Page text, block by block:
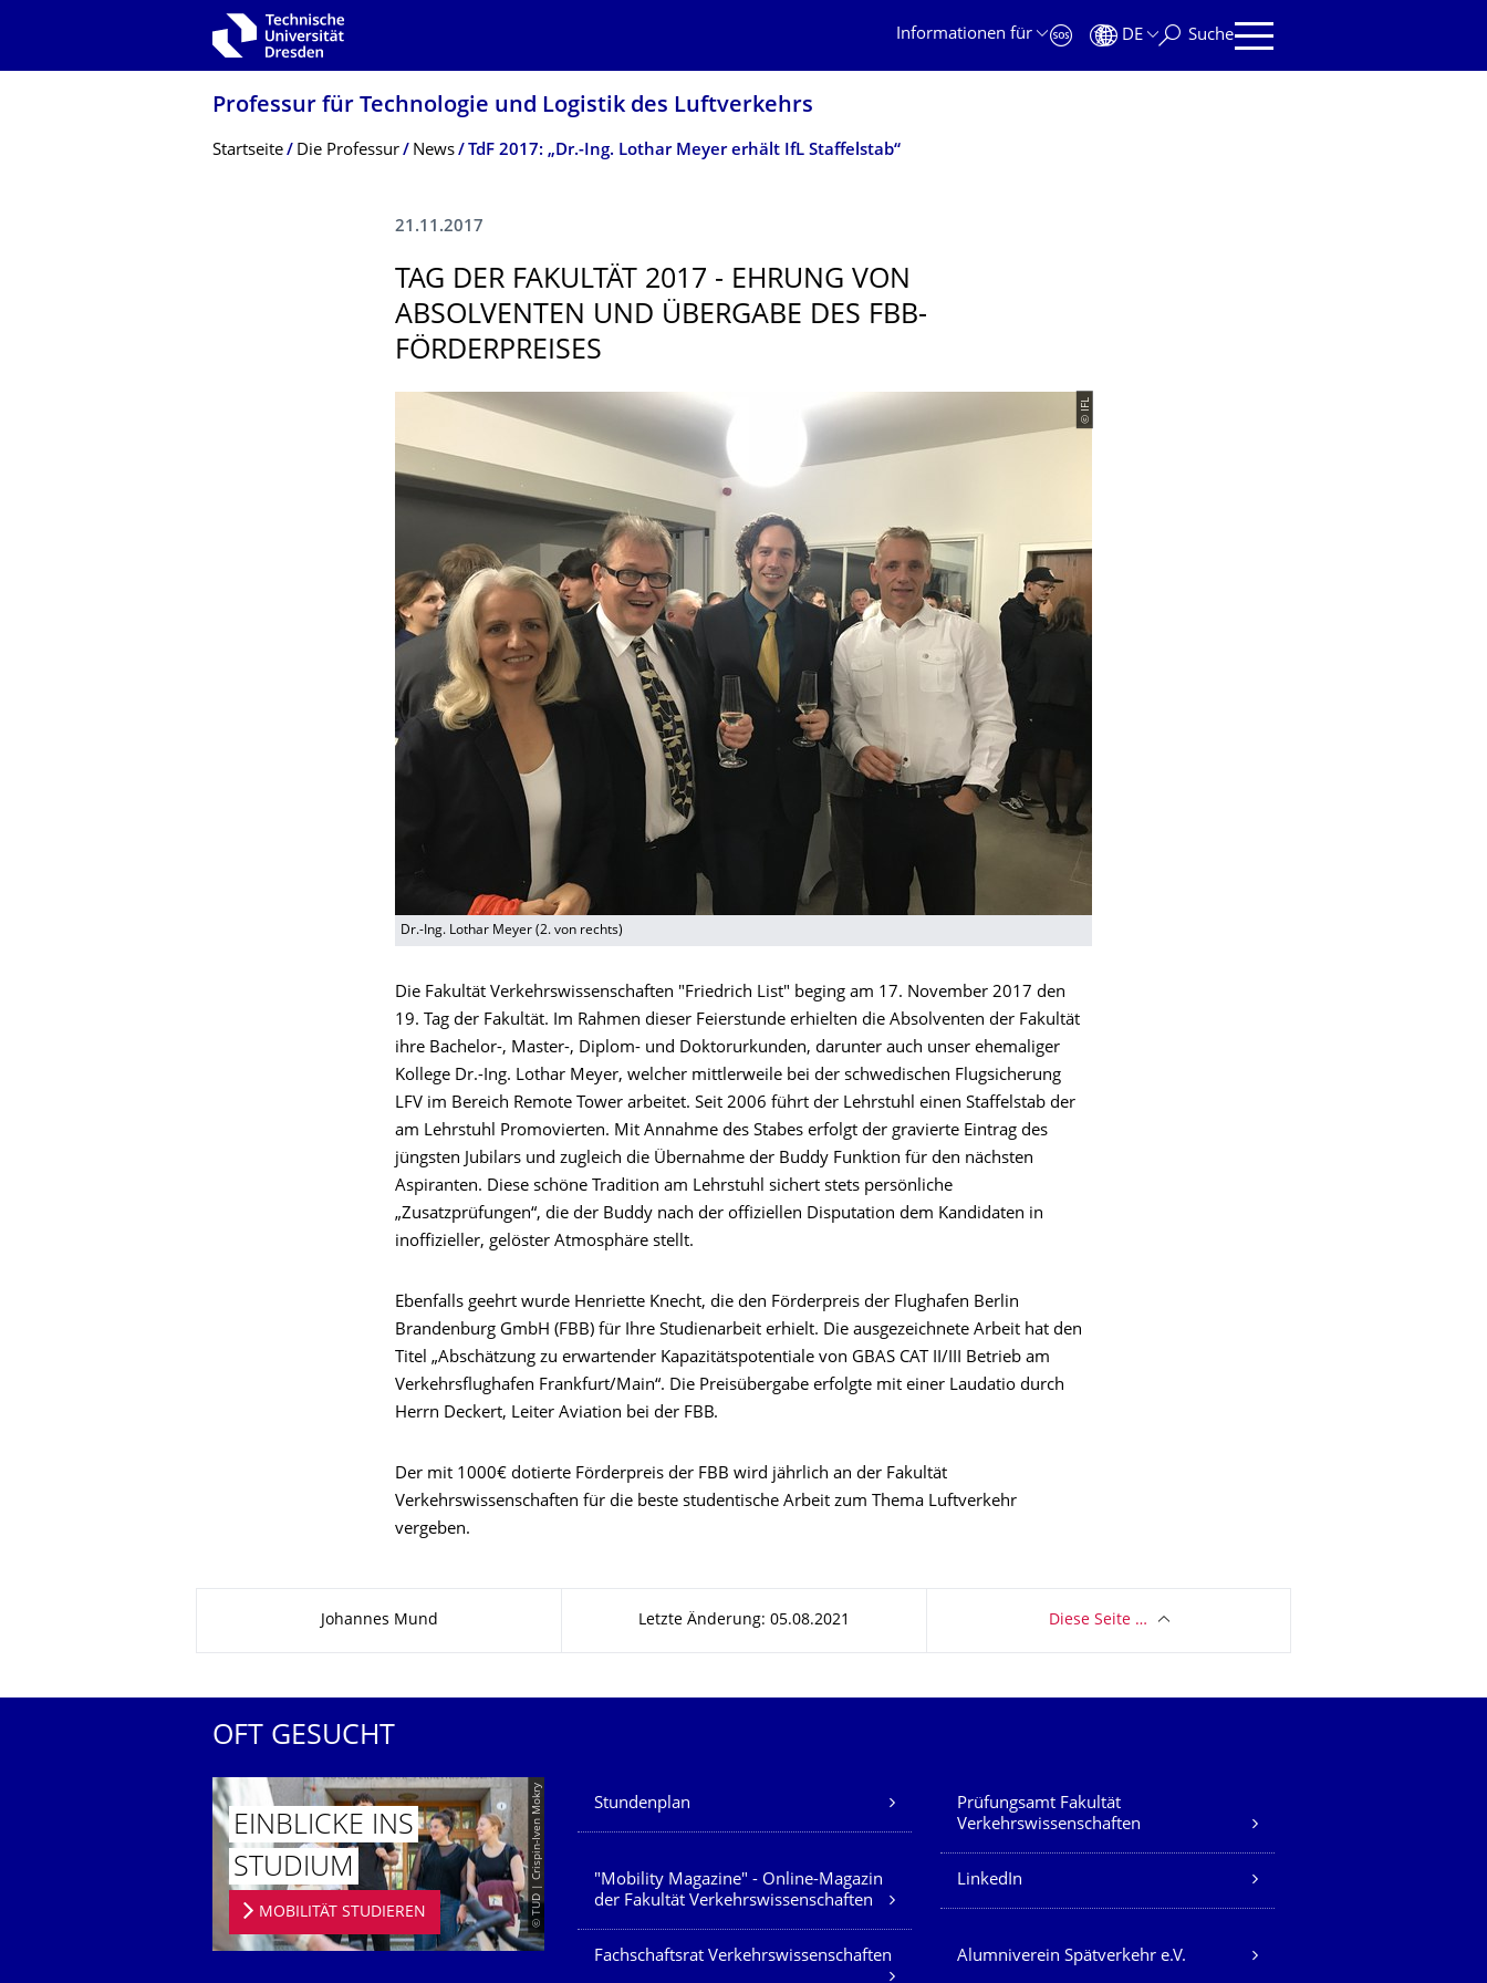
Zur Hauptnavigation springen
Informationen für
DE Suche
Professur für Technologie und Logistik des Luftverkehrs
Breadcrumb-Menü
Startseite Die Professur News TdF 2017: „Dr.-Ing. Lothar Meyer erhält IfL Staffelstab“
21.11.2017
TAG DER FAKULTÄT 2017 - EHRUNG VON
ABSOLVENTEN UND ÜBERGABE DES FBB-
FÖRDERPREISES
© IFL
Dr.-Ing. Lothar Meyer (2. von rechts)
Die Fakultät Verkehrswissenschaften "Friedrich List" beging am 17. November 2017 den
19. Tag der Fakultät. Im Rahmen dieser Feierstunde erhielten die Absolventen der Fakultät
ihre Bachelor-, Master-, Diplom- und Doktorurkunden, darunter auch unser ehemaliger
Kollege Dr.-Ing. Lothar Meyer, welcher mittlerweile bei der schwedischen Flugsicherung
LFV im Bereich Remote Tower arbeitet. Seit 2006 führt der Lehrstuhl einen Staffelstab der
am Lehrstuhl Promovierten. Mit Annahme des Stabes erfolgt der gravierte Eintrag des
jüngsten Jubilars und zugleich die Übernahme der Buddy Funktion für den nächsten
Aspiranten. Diese schöne Tradition am Lehrstuhl sichert stets persönliche
„Zusatzprüfungen“, die der Buddy nach der offiziellen Disputation dem Kandidaten in
inoffizieller, gelöster Atmosphäre stellt.
Ebenfalls geehrt wurde Henriette Knecht, die den Förderpreis der Flughafen Berlin
Brandenburg GmbH (FBB) für Ihre Studienarbeit erhielt. Die ausgezeichnete Arbeit hat den
Titel „Abschätzung zu erwartender Kapazitätspotentiale von GBAS CAT II/III Betrieb am
Verkehrsflughafen Frankfurt/Main“. Die Preisübergabe erfolgte mit einer Laudatio durch
Herrn Deckert, Leiter Aviation bei der FBB.
Der mit 1000€ dotierte Förderpreis der FBB wird jährlich an der Fakultät
Verkehrswissenschaften für die beste studentische Arbeit zum Thema Luftverkehr
vergeben.
Johannes Mund Letzte Änderung: 05.08.2021 Diese Seite …
OFT GESUCHT
© TUD | Crispin-Iven Mokry
EINBLICKE INS
STUDIUM
MOBILITÄT STUDIEREN
Unsere Dienste
Stundenplan
Prüfungsamt Fakultät
Verkehrswissenschaften
"Mobility Magazine" - Online-Magazin
der Fakultät Verkehrswissenschaften
LinkedIn
Fachschaftsrat Verkehrswissenschaften Alumniverein Spätverkehr e.V.